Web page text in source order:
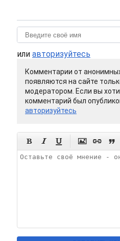
или авторизуйтесь
Комментарии от
появляются на сайте
модератором. Если вы
комментарий был
авторизуйтесь
     